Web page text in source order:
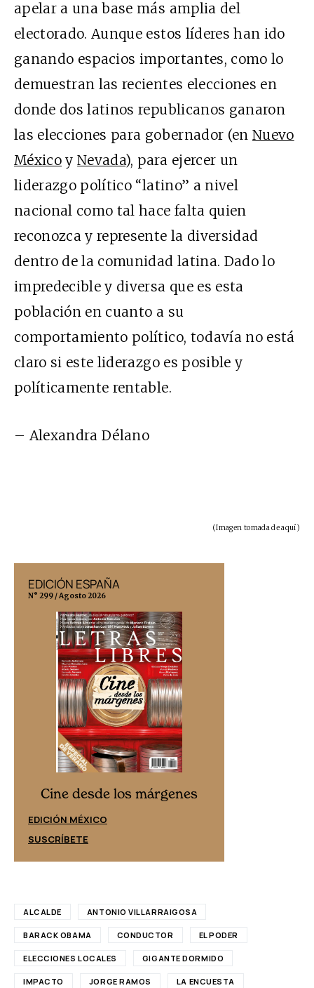
apelar a una base más amplia del
electorado. Aunque estos líderes han ido
ganando espacios importantes, como lo
demuestran las recientes elecciones en
donde dos latinos republicanos ganaron
las elecciones para gobernador (en Nuevo
México yNevada), para ejercer un
liderazgo político “latino” a nivel
nacional como tal hace falta quien
reconozca y represente la diversidad
dentro de la comunidad latina. Dado lo
impredecible y diversa que es esta
población en cuanto a su
comportamiento político, todavía no está
claro si este liderazgo es posible y
políticamente rentable.
– Alexandra Délano
(Imagen tomada deaquí)
EDICIÓN ESPAÑA
N° 299 / Agosto 2026
Cine desde los márgenes
EDICIÓN MÉXICO
SUSCRÍBETE
ALCALDE ANTONIO VILLARRAIGOSA
BARACK OBAMA CONDUCTOR EL PODER
ELECCIONES LOCALES GIGANTE DORMIDO
IMPACTO JORGE RAMOS LA ENCUESTA